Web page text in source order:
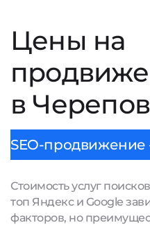
Цены на
в
SEO-продвижение
Стоимость услуг
топ Яндекс и Google
факторов, но